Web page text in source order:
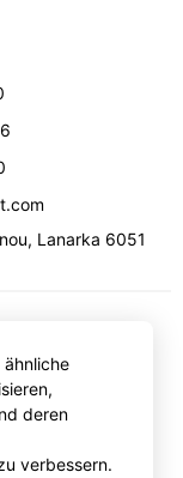
, Lanarka 6051
deren
verbessern.